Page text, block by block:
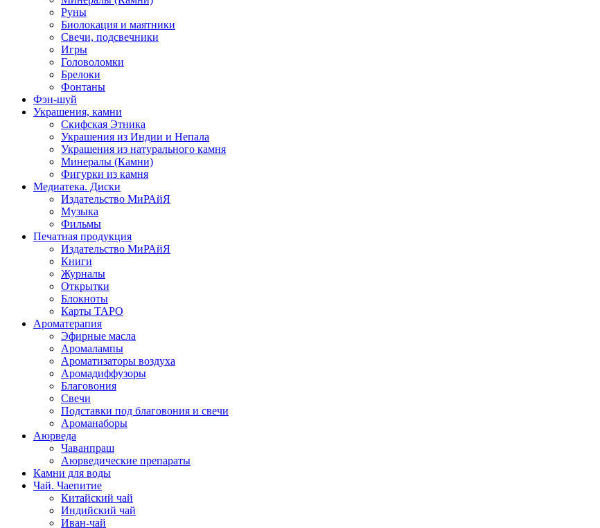
Руны
Биолокация и маятники
Свечи, подсвечники
Игры
Головоломки
Брелоки
Фонтаны
Фэн-шуй
Украшения, камни
Скифская Этника
Украшения из Индии и Непала
Украшения из натурального камня
Минералы (Камни)
Фигурки из камня
Медиатека. Диски
Издательство МиРАйЯ
Музыка
Фильмы
Печатная продукция
Издательство МиРАйЯ
Книги
Журналы
Открытки
Блокноты
Карты ТАРО
Ароматерапия
Эфирные масла
Аромалампы
Ароматизаторы воздуха
Аромадиффузоры
Благовония
Свечи
Подставки под благовония и свечи
Ароманаборы
Аюрведа
Чаванпраш
Аюрведические препараты
Камни для воды
Чай. Чаепитие
Китайский чай
Индийский чай
Иван-чай